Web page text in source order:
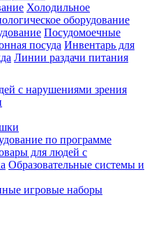
Холодильное
оборудование
Посудомоечные
посуда Инвентарь для
Линии раздачи питания
с нарушениями зрения
по программе
для людей с
Образовательные системы и
игровые наборы